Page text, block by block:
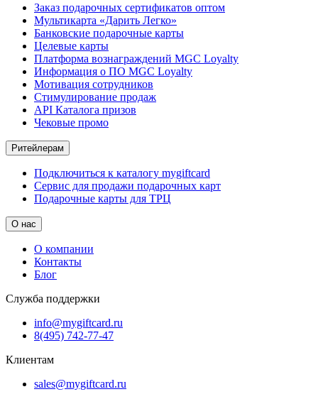
Заказ подарочных сертификатов оптом
Мультикарта «Дарить Легко»
Банковские подарочные карты
Целевые карты
Платформа вознаграждений MGC Loyalty
Информация о ПО MGC Loyalty
Мотивация сотрудников
Стимулирование продаж
API Каталога призов
Чековые промо
Ритейлерам
Подключиться к каталогу mygiftcard
Сервис для продажи подарочных карт
Подарочные карты для ТРЦ
О нас
О компании
Контакты
Блог
Служба поддержки
info@mygiftcard.ru
8(495) 742-77-47
Клиентам
sales@mygiftcard.ru